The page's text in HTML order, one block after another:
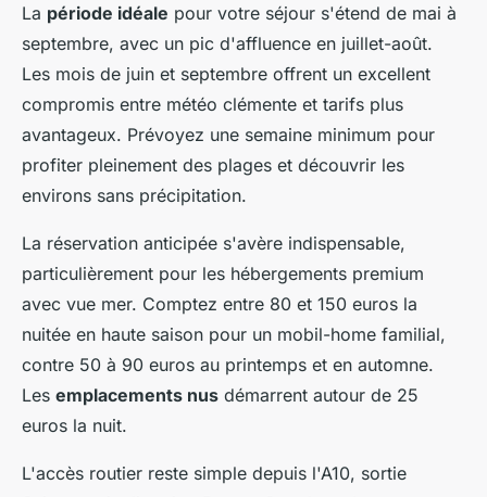
La période idéale pour votre séjour s'étend de mai à
septembre, avec un pic d'affluence en juillet-août.
Les mois de juin et septembre offrent un excellent
compromis entre météo clémente et tarifs plus
avantageux. Prévoyez une semaine minimum pour
profiter pleinement des plages et découvrir les
environs sans précipitation.
La réservation anticipée s'avère indispensable,
particulièrement pour les hébergements premium
avec vue mer. Comptez entre 80 et 150 euros la
nuitée en haute saison pour un mobil-home familial,
contre 50 à 90 euros au printemps et en automne.
Les emplacements nus démarrent autour de 25
euros la nuit.
L'accès routier reste simple depuis l'A10, sortie